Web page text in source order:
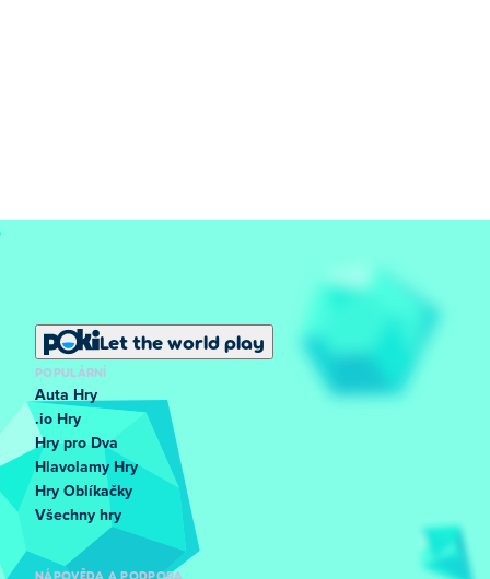
Let the world play
POPULÁRNÍ
Auta Hry
.io Hry
Hry pro Dva
Hlavolamy Hry
Hry Oblíkačky
Všechny hry
NÁPOVĚDA A PODPORA